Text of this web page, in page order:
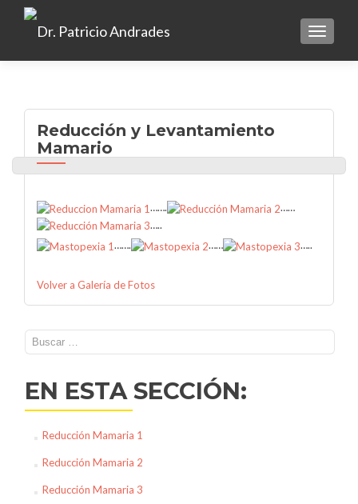
Reducción y Levantamiento
Mamario
…….
……
…..
…….
…… …..
Volver a Galería de Fotos
Buscar:
EN ESTA SECCIÓN:
Reducción Mamaria 1
Reducción Mamaria 2
Reducción Mamaria 3